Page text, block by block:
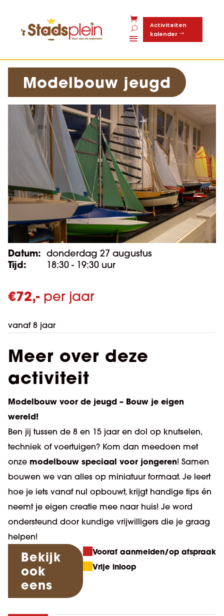
Activiteiten
kalender
Modelbouw jeugd
Datum: donderdag 27 augustus
Tijd: 18:30 - 19:30 uur
€72,-per jaar
vanaf 8 jaar
Meer over deze
activiteit
Modelbouw voor de jeugd – Bouw je eigen
wereld!
Ben jij tussen de 8 en 15 jaar en dol op knutselen,
techniek of voertuigen? Kom dan meedoen met
onze modelbouw speciaal voor jongeren! Samen
bouwen we van alles op miniatuur formaat. Je leert
hoe je iets vanaf nul opbouwt, krijgt handige tips én
neemt je eigen creatie mee naar huis! Je word
ondersteund door kundige vrijwilligers die je graag
helpen!
Bekijk
ook
eens
Vooraf aanmelden/op afspraak
Vrije inloop